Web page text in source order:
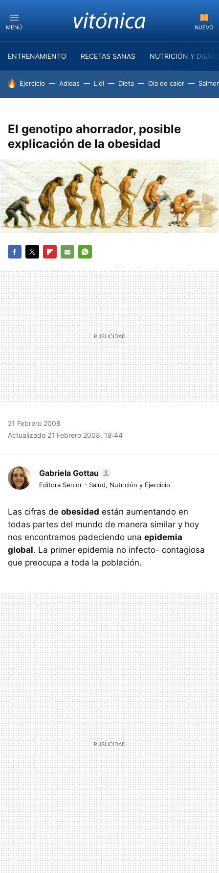
MENÚ NUEVO
ENTRENAMIENTO RECETAS SANAS NUTRICIÓN Y
HOY SE HABLA DE
Ejercicio Adidas Lidl Dieta Ola de calor
El genotipo ahorrador, posible
explicación de la obesidad
MAIL
21 Febrero 2008
Actualizado 21 Febrero 2008, 18:44
Gabriela Gottau
Editora Senior - Salud, Nutrición y Ejercicio
Las cifras de obesidad están aumentando en
todas partes del mundo de manera similar y hoy
nos encontramos padeciendo una epidemia
global. La primer epidemia no infecto- contagiosa
que preocupa a toda la población.